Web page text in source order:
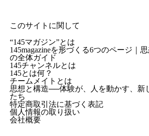
このサイトに関して
“145マガジン”とは
145magazineを形づくる6つのページ｜
の全体ガイド
145チャンネルとは
145とは何？
チームメイトとは
思想と構造──体験が、人を動かす、新
たち
特定商取引法に基づく表記
個人情報の取り扱い
会社概要